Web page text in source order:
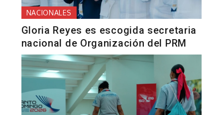
NACIONALES
Gloria Reyes es escogida secretaria
nacional de Organización del PRM